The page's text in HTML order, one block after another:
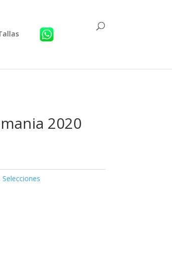
2020
Selecciones